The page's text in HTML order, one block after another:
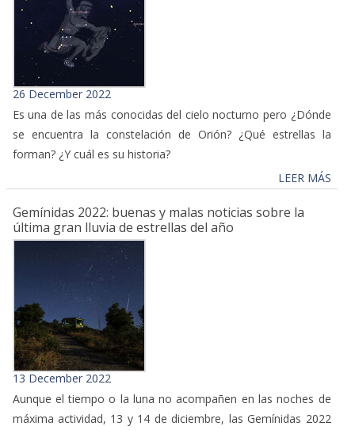
26 December 2022
Es una de las más conocidas del cielo nocturno pero ¿Dónde
se encuentra la constelación de Orión? ¿Qué estrellas la
forman? ¿Y cuál es su historia?
LEER MÁS
Gemínidas 2022: buenas y malas noticias sobre la
última gran lluvia de estrellas del año
13 December 2022
Aunque el tiempo o la luna no acompañen en las noches de
máxima actividad, 13 y 14 de diciembre, las Gemínidas 2022